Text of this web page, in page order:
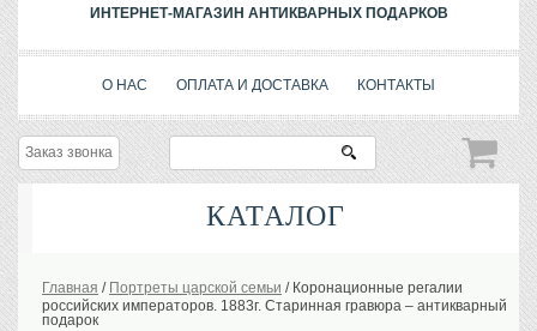
ИНТЕРНЕТ-МАГАЗИН АНТИКВАРНЫХ ПОДАРКОВ
О НАС ОПЛАТА И ДОСТАВКА КОНТАКТЫ
Заказ звонка
КАТАЛОГ
История Российской империи. Обычаи
Главная / Портреты царской семьи / Коронационные регалии
российских императоров. 1883г. Старинная гравюра – антикварный
подарок